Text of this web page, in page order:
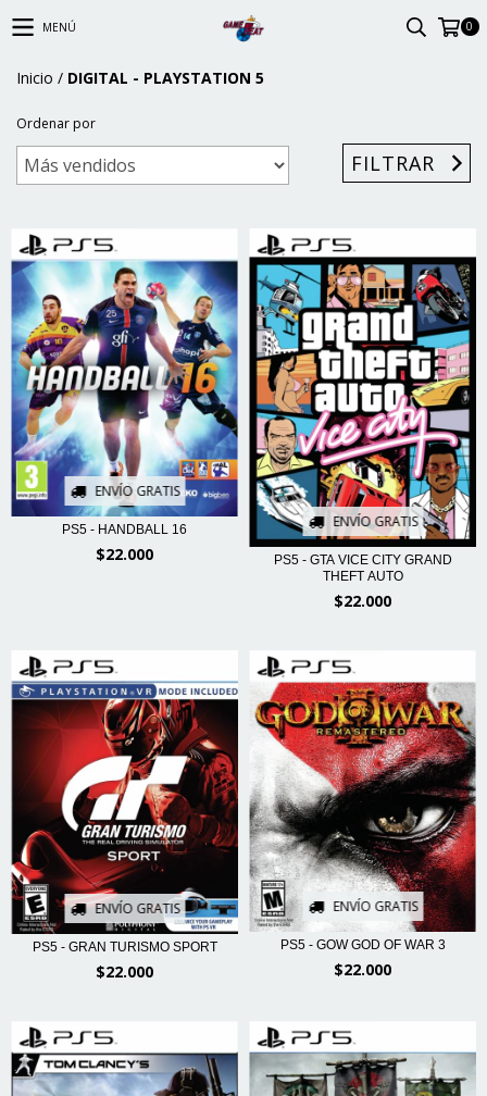
MENÚ 0
Inicio / DIGITAL - PLAYSTATION 5
Ordenar por
FILTRAR
ENVÍO GRATIS
PS5 - HANDBALL 16
$22.000
ENVÍO GRATIS
PS5 - GTA VICE CITY GRAND
THEFT AUTO
$22.000
ENVÍO GRATIS
PS5 - GRAN TURISMO SPORT
$22.000
ENVÍO GRATIS
PS5 - GOW GOD OF WAR 3
$22.000